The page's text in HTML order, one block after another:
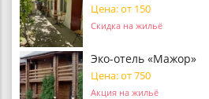
Цена: от 150
Скидка на жильё
Эко-отель «Мажор»
Цена: от 750
Акция на жильё